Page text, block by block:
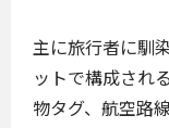
主に旅行者に馴
ットで構成され
物タグ、航空路